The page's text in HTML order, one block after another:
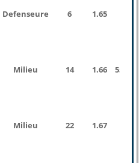
Defenseure 6 1.65
Milieu 14 1.66 55 Kg
Milieu 22 1.67